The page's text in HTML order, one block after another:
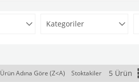
Kategoriler
Ürün Adına Göre (Z<A) Stoktakiler 5 Ürün